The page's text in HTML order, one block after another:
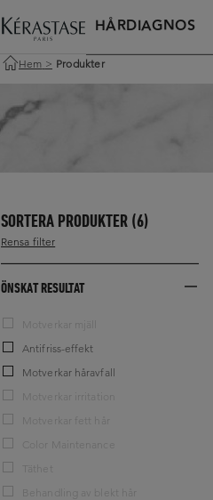
HÅRDIAGNOS
Hem > Produkter
SORTERA PRODUKTER (6)
Rensa filter
ÖNSKAT RESULTAT
Motverkar mjäll
Antifriss-effekt
Motverkar håravfall
Motverkar irritation
Motverkar fett hår
Color Maintenance
Täthet
Behandling av blekt hår